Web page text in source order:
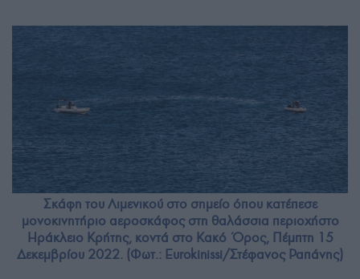
Σκάφη του Λιμενικού στο σημείο όπου κατέπεσε
μονοκινητήριο αεροσκάφος στη θαλάσσια περιοχήστο
Ηράκλειο Κρήτης, κοντά στο Κακό Όρος, Πέμπτη 15
Δεκεμβρίου 2022. (Φωτ.: Eurokinissi/Στέφανος Ραπάνης)